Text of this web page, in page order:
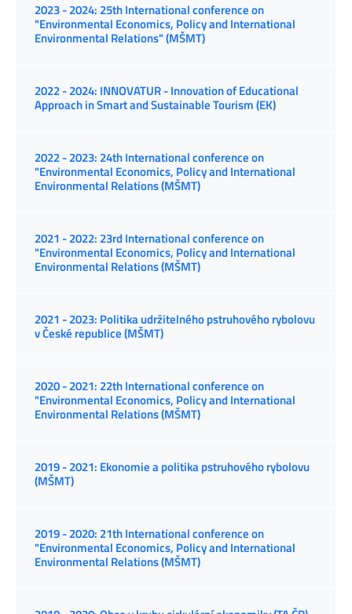
2023 - 2024: 25th International conference on
"Environmental Economics, Policy and International
Environmental Relations" (MŠMT)
2022 - 2024: INNOVATUR - Innovation of Educational
Approach in Smart and Sustainable Tourism (EK)
2022 - 2023: 24th International conference on
"Environmental Economics, Policy and International
Environmental Relations (MŠMT)
2021 - 2022: 23rd International conference on
"Environmental Economics, Policy and International
Environmental Relations (MŠMT)
2021 - 2023: Politika udržitelného pstruhového rybolovu
v České republice (MŠMT)
2020 - 2021: 22th International conference on
"Environmental Economics, Policy and International
Environmental Relations (MŠMT)
2019 - 2021: Ekonomie a politika pstruhového rybolovu
(MŠMT)
2019 - 2020: 21th International conference on
"Environmental Economics, Policy and International
Environmental Relations (MŠMT)